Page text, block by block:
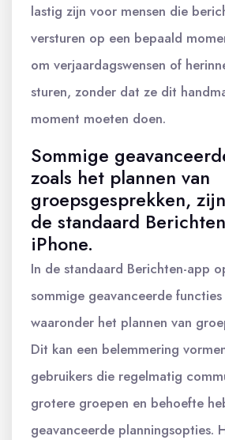
lastig zijn voor mensen die
versturen op een bepaald
om verjaardagswensen of
sturen, zonder dat ze dit
moment moeten doen.
Sommige
zoals het plannen van
groepsgesprekken,
de standaard
iPhone.
In de standaard Berichten-app
sommige geavanceerde
waaronder het plannen van
Dit kan een belemmering
gebruikers die regelmatig
grotere groepen en behoefte
geavanceerde planningsopties.